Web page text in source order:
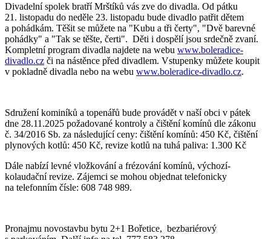
Divadelní spolek bratří Mrštíků vás zve do divadla. Od pátku
21. listopadu do neděle 23. listopadu bude divadlo patřit dětem
a pohádkám. Těšit se můžete na "Kubu a tři čerty", "Dvě barevné
pohádky" a "Tak se těšte, čerti". Děti i dospělí jsou srdečně zvaní.
Kompletní program divadla najdete na webu www.boleradice-
divadlo.cz či na nástěnce před divadlem. Vstupenky můžete koupit
v pokladně divadla nebo na webu www.boleradice-divadlo.cz.
Sdružení kominíků a topenářů bude provádět v naší obci v pátek
dne 28.11.2025 požadované kontroly a čištění komínů dle zákonu
č. 34/2016 Sb. za následující ceny: čištění komínů: 450 Kč, čištění
plynových kotlů: 450 Kč, revize kotlů na tuhá paliva: 1.300 Kč
Dále nabízí levné vložkování a frézování komínů, výchozí-
kolaudační revize. Zájemci se mohou objednat telefonicky
na telefonním čísle: 608 748 989.
Pronajmu novostavbu bytu 2+1 Bořetice, bezbariérový